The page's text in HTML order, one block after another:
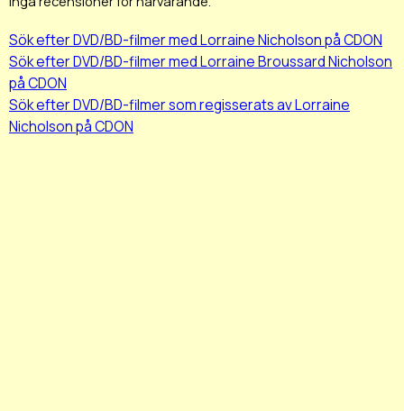
Sök efter DVD/BD-filmer med Lorraine Nicholson på CDON
Sök efter DVD/BD-filmer med Lorraine Broussard Nicholson
på CDON
Sök efter DVD/BD-filmer som regisserats av Lorraine
Nicholson på CDON